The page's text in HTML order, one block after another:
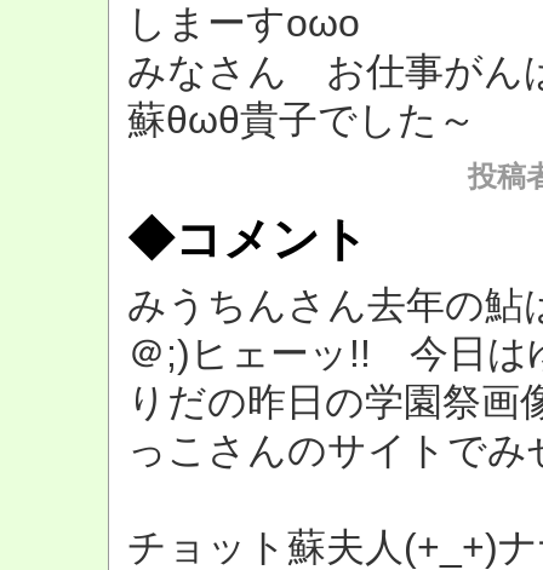
しまーすοωο
みなさん お仕事がん
蘇θωθ貴子でした～
投稿
◆コメント
みうちんさん去年の鮎
＠;)ヒェーッ!! 今日は
りだの昨日の学園祭
っこさんのサイトで
チョット蘇夫人(+_+)